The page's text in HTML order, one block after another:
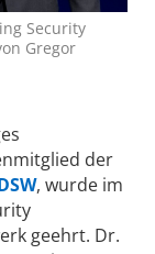
Security
Gregor
der
, wurde im
geehrt. Dr.